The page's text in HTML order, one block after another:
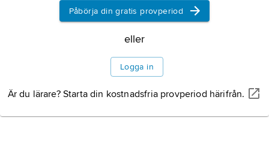
Information om artikeln
Påbörja din gratis provperiod
eller
Logga in
Är du lärare? Starta din kostnadsfria provperiod härifrån.